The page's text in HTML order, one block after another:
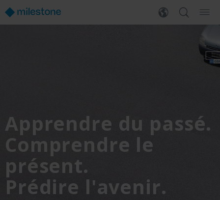
Apprendre du passé.
Comprendre le
présent.
Prédire l'avenir.